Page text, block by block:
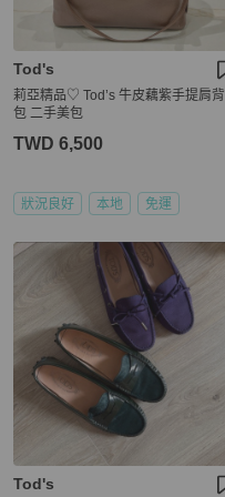
Tod's
莉亞精品♡ Tod’s 牛皮藕紫手提肩背
包 二手美包
TWD 6,500
狀況良好 本地 免運
Tod's